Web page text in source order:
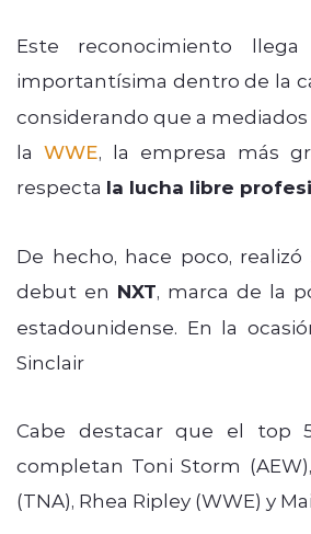
Este reconocimiento
importantísima dentro de la
considerando que a
la WWE, la empresa más
respecta la lucha libre
De hecho, hace poco,
debut en NXT, marca de la
estadounidense. En la
Sinclair
Cabe destacar que el top
completan Toni Storm
(TNA), Rhea Ripley (WWE) y